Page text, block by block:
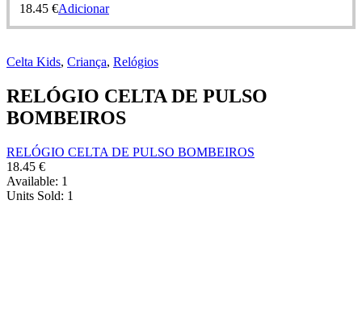
18.45 €Adicionar
Celta Kids, Criança, Relógios
RELÓGIO CELTA DE PULSO
BOMBEIROS
RELÓGIO CELTA DE PULSO BOMBEIROS
18.45 €
Available: 1
Units Sold: 1